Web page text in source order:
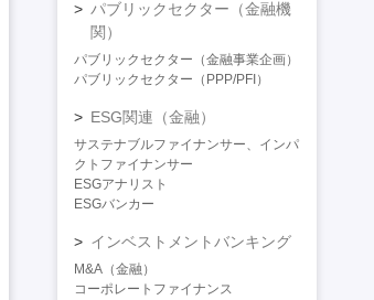
パブリックセクター（金融機
関）
パブリックセクター（金融事業企画）
パブリックセクター（PPP/PFI）
ESG関連（金融）
サステナブルファイナンサー、インパ
クトファイナンサー
ESGアナリスト
ESGバンカー
インベストメントバンキング
M&A（金融）
コーポレートファイナンス